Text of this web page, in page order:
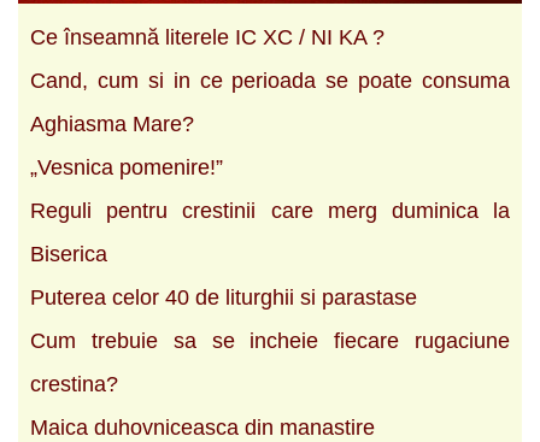
Ce înseamnă literele IC XC / NI KA ?
Cand, cum si in ce perioada se poate consuma
Aghiasma Mare?
„Vesnica pomenire!”
Reguli pentru crestinii care merg duminica la
Biserica
Puterea celor 40 de liturghii si parastase
Cum trebuie sa se incheie fiecare rugaciune
crestina?
Maica duhovniceasca din manastire